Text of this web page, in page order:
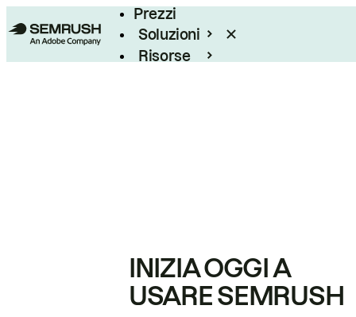
Prezzi
Soluzioni
Risorse
INIZIA OGGI A
USARE SEMRUSH